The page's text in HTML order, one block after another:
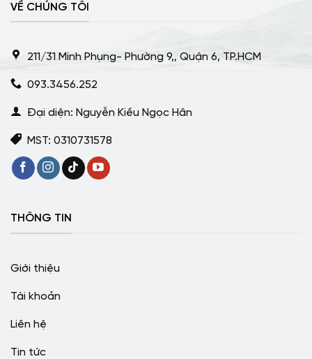
VỀ CHÚNG TÔI
211/31 Minh Phụng- Phường 9,, Quận 6, TP.HCM
093.3456.252
Đại diện: Nguyễn Kiều Ngọc Hân
MST: 0310731578
THÔNG TIN
Giới thiệu
Tài khoản
Liên hệ
Tin tức